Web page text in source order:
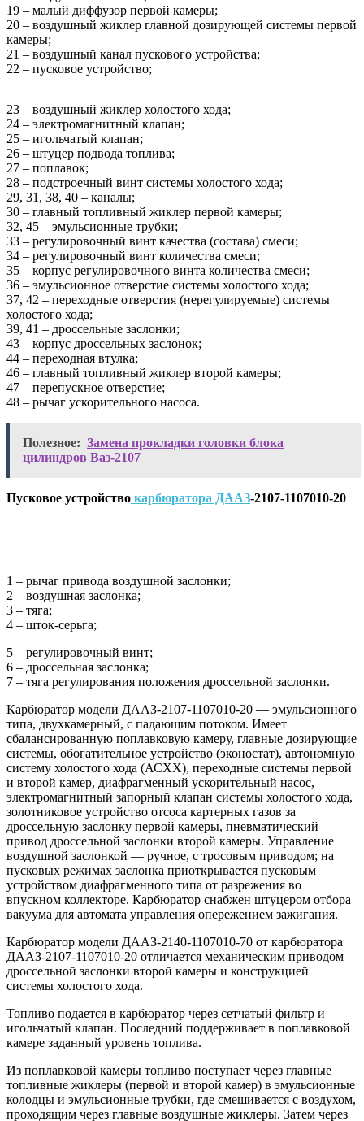
19 – малый диффузор первой камеры;
20 – воздушный жиклер главной дозирующей системы первой
камеры;
21 – воздушный канал пускового устройства;
22 – пусковое устройство;
23 – воздушный жиклер холостого хода;
24 – электромагнитный клапан;
25 – игольчатый клапан;
26 – штуцер подвода топлива;
27 – поплавок;
28 – подстроечный винт системы холостого хода;
29, 31, 38, 40 – каналы;
30 – главный топливный жиклер первой камеры;
32, 45 – эмульсионные трубки;
33 – регулировочный винт качества (состава) смеси;
34 – регулировочный винт количества смеси;
35 – корпус регулировочного винта количества смеси;
36 – эмульсионное отверстие системы холостого хода;
37, 42 – переходные отверстия (нерегулируемые) системы
холостого хода;
39, 41 – дроссельные заслонки;
43 – корпус дроссельных заслонок;
44 – переходная втулка;
46 – главный топливный жиклер второй камеры;
47 – перепускное отверстие;
48 – рычаг ускорительного насоса.
Полезное: Замена прокладки головки блока
цилиндров Ваз-2107
Пусковое устройство карбюратора ДААЗ-2107-1107010-20
1 – рычаг привода воздушной заслонки;
2 – воздушная заслонка;
3 – тяга;
4 – шток-серьга;
5 – регулировочный винт;
6 – дроссельная заслонка;
7 – тяга регулирования положения дроссельной заслонки.
Карбюратор модели ДААЗ-2107-1107010-20 — эмульсионного
типа, двухкамерный, с падающим потоком. Имеет
сбалансированную поплавковую камеру, главные дозирующие
системы, обогатительное устройство (эконостат), автономную
систему холостого хода (АСХХ), переходные системы первой
и второй камер, диафрагменный ускорительный насос,
электромагнитный запорный клапан системы холостого хода,
золотниковое устройство отсоса картерных газов за
дроссельную заслонку первой камеры, пневматический
привод дроссельной заслонки второй камеры. Управление
воздушной заслонкой — ручное, с тросовым приводом; на
пусковых режимах заслонка приоткрывается пусковым
устройством диафрагменного типа от разрежения во
впускном коллекторе. Карбюратор снабжен штуцером отбора
вакуума для автомата управления опережением зажигания.
Карбюратор модели ДААЗ-2140-1107010-70 от карбюратора
ДААЗ-2107-1107010-20 отличается механическим приводом
дроссельной заслонки второй камеры и конструкцией
системы холостого хода.
Топливо подается в карбюратор через сетчатый фильтр и
игольчатый клапан. Последний поддерживает в поплавковой
камере заданный уровень топлива.
Из поплавковой камеры топливо поступает через главные
топливные жиклеры (первой и второй камер) в эмульсионные
колодцы и эмульсионные трубки, где смешивается с воздухом,
проходящим через главные воздушные жиклеры. Затем через